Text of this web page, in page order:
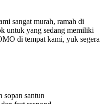
sangat murah, ramah di
untuk yang sedang memiliki
di tempat kami, yuk segera
sopan santun